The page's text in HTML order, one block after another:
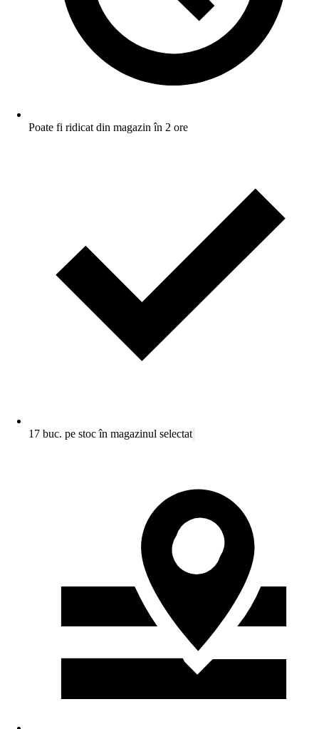
Poate fi ridicat din magazin în 2 ore
17 buc. pe stoc în magazinul selectat